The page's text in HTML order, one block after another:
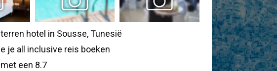
hotel in Sousse, Tunesië
je all inclusive reis boeken
een 8.7